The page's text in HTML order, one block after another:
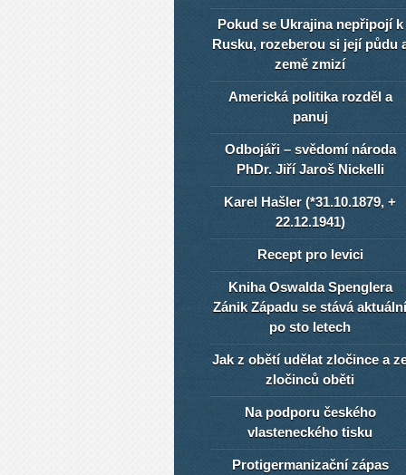
Pokud se Ukrajina nepřipojí k
Rusku, rozeberou si její půdu
země zmizí
Americká politika rozděl a
panuj
Odbojáři – svědomí národa
PhDr. Jiří Jaroš Nickelli
Karel Hašler (*31.10.1879, +
22.12.1941)
Recept pro levici
Kniha Oswalda Spenglera
Zánik Západu se stává aktuální
po sto letech
Jak z obětí udělat zločince a
zločinců oběti
Na podporu českého
vlasteneckého tisku
Protigermanizační zápas